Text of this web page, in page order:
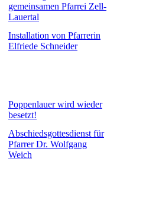
gemeinsamen Pfarrei Zell-
Lauertal
Installation von Pfarrerin
Elfriede Schneider
Poppenlauer wird wieder
besetzt!
Abschiedsgottesdienst für
Pfarrer Dr. Wolfgang
Weich